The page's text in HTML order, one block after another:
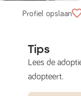
Profiel opslaan
Tips
Lees de
adopteert.